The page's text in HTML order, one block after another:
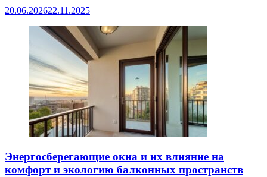
20.06.202622.11.2025
Энергосберегающие окна и их влияние на
комфорт и экологию балконных пространств